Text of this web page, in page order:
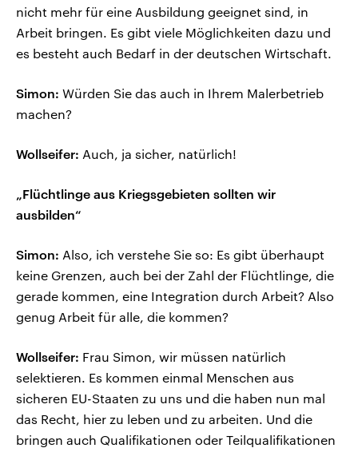
nicht mehr für eine Ausbildung geeignet sind, in
Arbeit bringen. Es gibt viele Möglichkeiten dazu und
es besteht auch Bedarf in der deutschen Wirtschaft.
Simon: Würden Sie das auch in Ihrem Malerbetrieb
machen?
Wollseifer: Auch, ja sicher, natürlich!
„Flüchtlinge aus Kriegsgebieten sollten wir
ausbilden“
Simon: Also, ich verstehe Sie so: Es gibt überhaupt
keine Grenzen, auch bei der Zahl der Flüchtlinge, die
gerade kommen, eine Integration durch Arbeit? Also
genug Arbeit für alle, die kommen?
Wollseifer: Frau Simon, wir müssen natürlich
selektieren. Es kommen einmal Menschen aus
sicheren EU-Staaten zu uns und die haben nun mal
das Recht, hier zu leben und zu arbeiten. Und die
bringen auch Qualifikationen oder Teilqualifikationen